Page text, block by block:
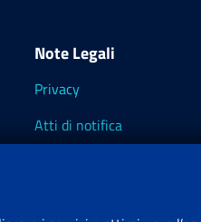
Note Legali
Privacy
Atti di notifica